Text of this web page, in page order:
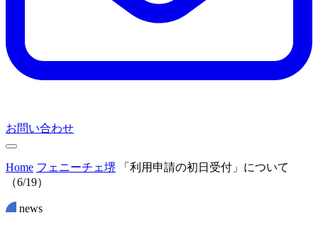
お問い合わせ
Home フェニーチェ堺
「利用申請の初日受付」について
（6/19）
news